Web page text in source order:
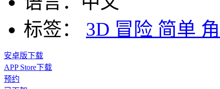
标签：
3D 冒险 简单
安卓版下载
APP Store下载
预约